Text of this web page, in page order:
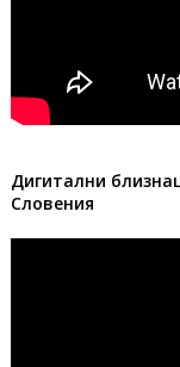
Дигитални
Словения